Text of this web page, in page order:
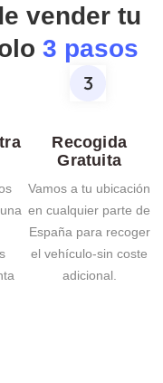
vender tu
3 pasos
Recogida
Gratuita
Vamos a tu ubicación
en cualquier parte de
España para recoger
el vehículo-sin coste
adicional.